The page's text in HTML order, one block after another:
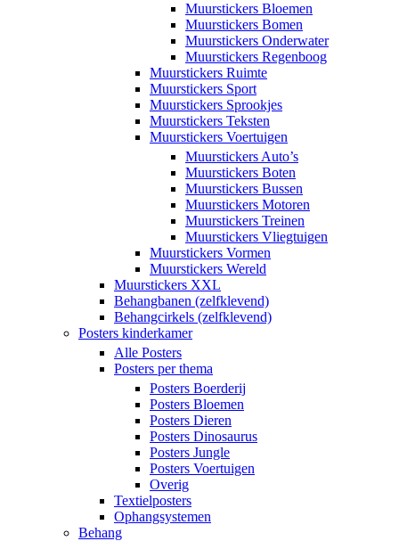
Muurstickers Bloemen
Muurstickers Bomen
Muurstickers Onderwater
Muurstickers Regenboog
Muurstickers Ruimte
Muurstickers Sport
Muurstickers Sprookjes
Muurstickers Teksten
Muurstickers Voertuigen
Muurstickers Auto’s
Muurstickers Boten
Muurstickers Bussen
Muurstickers Motoren
Muurstickers Treinen
Muurstickers Vliegtuigen
Muurstickers Vormen
Muurstickers Wereld
Muurstickers XXL
Behangbanen (zelfklevend)
Behangcirkels (zelfklevend)
Posters kinderkamer
Alle Posters
Posters per thema
Posters Boerderij
Posters Bloemen
Posters Dieren
Posters Dinosaurus
Posters Jungle
Posters Voertuigen
Overig
Textielposters
Ophangsystemen
Behang